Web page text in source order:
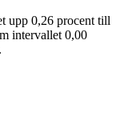
upp 0,26 procent till
intervallet 0,00